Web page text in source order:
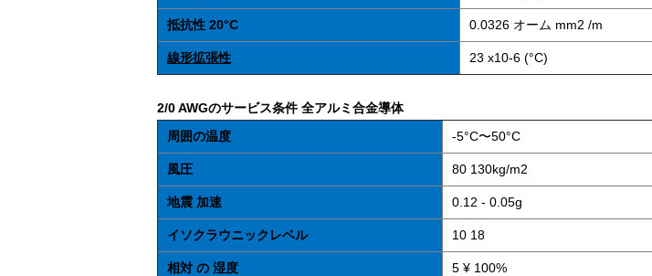
抵抗性 20°C 0.0326 オーム mm2 /m
線形拡張性 23 x10-6 (°C)
2/0 AWGのサービス条件 全アルミ合金導体
周囲の温度
-5°C〜50°C
風圧 80 130kg/m2
地震 加速 0.12 - 0.05g
イソクラウニックレベル 10 18
相対 の 湿度 5 ¥ 100%